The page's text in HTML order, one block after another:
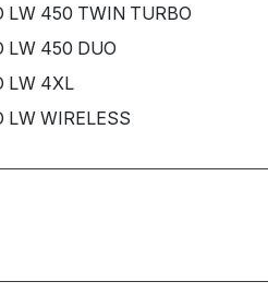
LW 450 TWIN TURBO
LW 450 DUO
LW 4XL
LW WIRELESS